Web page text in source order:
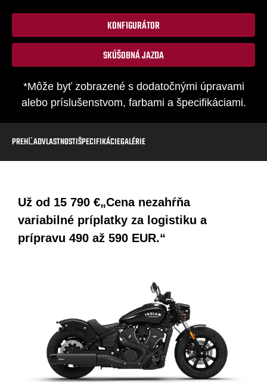
KONFIGURÁTOR
SKÚŠOBNÁ JAZDA
*Môže byť zobrazené s dodatočnými úpravami
alebo príslušenstvom, farbami a špecifikáciami.
PREHĽADVLASTNOSTIŠPECIFIKÁCIEGALÉRIE
Už od 15 790 €„Cena nezahŕňa
variabilné príplatky za logistiku a
prípravu 490 až 590 EUR.“